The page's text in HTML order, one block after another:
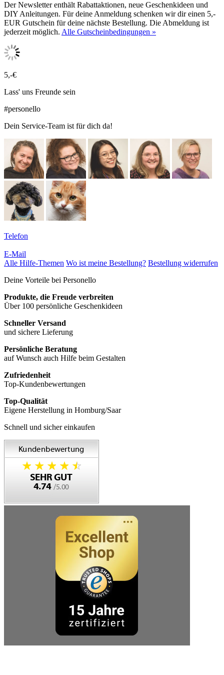
Der Newsletter enthält Rabattaktionen, neue Geschenkideen und
DIY Anleitungen. Für deine Anmeldung schenken wir dir einen 5,-
EUR Gutschein für deine nächste Bestellung. Die Abmeldung ist
jederzeit möglich. Alle Gutscheinbedingungen »
5,-€
Lass' uns Freunde sein
#personello
Dein Service-Team ist für dich da!
Telefon
E-Mail
Alle Hilfe-Themen Wo ist meine Bestellung? Bestellung widerrufen
Deine Vorteile bei Personello
Produkte, die Freude verbreiten
Über 100 persönliche Geschenkideen
Schneller Versand
und sichere Lieferung
Persönliche Beratung
auf Wunsch auch Hilfe beim Gestalten
Zufriedenheit
Top-Kundenbewertungen
Top-Qualität
Eigene Herstellung in Homburg/Saar
Schnell und sicher einkaufen